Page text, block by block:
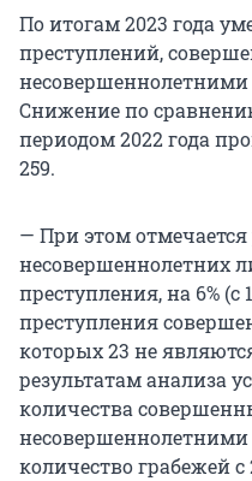
По итогам 2023 года
преступлений,
Снижение по
периодом 2022 года
259.
— При этом отмечается
несовершеннолетних
преступления, на 6% (с
преступления
которых 23 не
результатам анализа
количества
несовершеннолетними
количество грабежей с